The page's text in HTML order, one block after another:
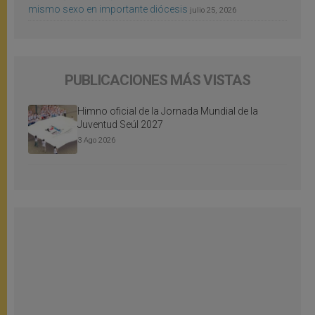
mismo sexo en importante diócesis julio 25, 2026
PUBLICACIONES MÁS VISTAS
Himno oficial de la Jornada Mundial de la
Juventud Seúl 2027
3 Ago 2026